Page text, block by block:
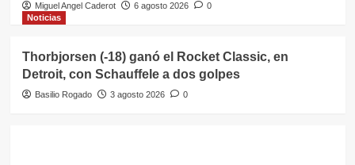
Miguel Angel Caderot 6 agosto 2026
0
Noticias
Thorbjorsen (-18) ganó el Rocket Classic, en
Detroit, con Schauffele a dos golpes
Basilio Rogado 3 agosto 2026 0